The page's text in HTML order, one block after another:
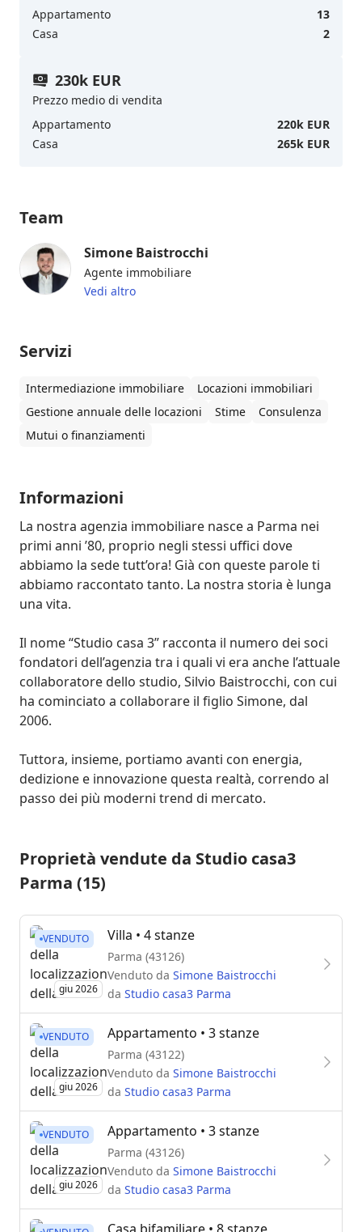
Appartamento
13
Casa
2
230k EUR
Prezzo medio di vendita
Appartamento
220k EUR
Casa
265k EUR
Team
Simone Baistrocchi
Agente immobiliare
Vedi altro
Servizi
Intermediazione immobiliare
Locazioni immobiliari
Gestione annuale delle locazioni
Stime
Consulenza
Mutui o finanziamenti
Informazioni
La nostra agenzia immobiliare nasce a Parma nei
primi anni ’80, proprio negli stessi uffici dove
abbiamo la sede tutt’ora! Già con queste parole ti
abbiamo raccontato tanto. La nostra storia è lunga
una vita.
Il nome “Studio casa 3” racconta il numero dei soci
fondatori dell’agenzia tra i quali vi era anche l’attuale
collaboratore dello studio, Silvio Baistrocchi, con cui
ha cominciato a collaborare il figlio Simone, dal
2006.
Tuttora, insieme, portiamo avanti con energia,
dedizione e innovazione questa realtà, correndo al
passo dei più moderni trend di mercato.
Proprietà vendute da Studio casa3
Parma (15)
VENDUTO
giu 2026
Villa • 4 stanze
Parma (43126)
Venduto da Simone Baistrocchi
da Studio casa3 Parma
VENDUTO
giu 2026
Appartamento • 3 stanze
Parma (43122)
Venduto da Simone Baistrocchi
da Studio casa3 Parma
VENDUTO
giu 2026
Appartamento • 3 stanze
Parma (43126)
Venduto da Simone Baistrocchi
da Studio casa3 Parma
Casa bifamiliare • 8 stanze